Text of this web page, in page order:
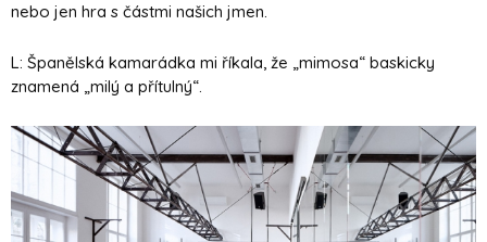
nebo jen hra s částmi našich jmen.
L: Španělská kamarádka mi říkala, že „mimosa“ baskicky
znamená „milý a přítulný“.